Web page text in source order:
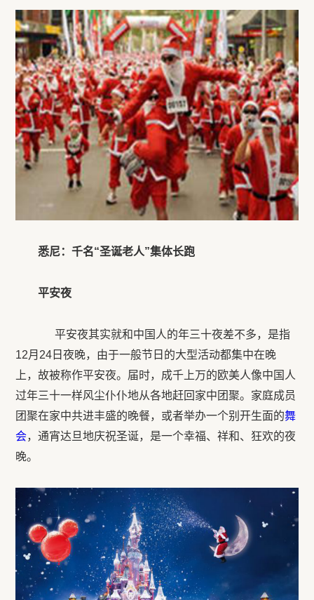
悉尼：千名“圣诞老人”集体长跑
平安夜
平安夜其实就和中国人的年三十夜差不多，是指
12月24日夜晚，由于一般节日的大型活动都集中在晚
上，故被称作平安夜。届时，成千上万的欧美人像中国人
过年三十一样风尘仆仆地从各地赶回家中团聚。家庭成员
团聚在家中共进丰盛的晚餐，或者举办一个别开生面的舞
会，通宵达旦地庆祝圣诞，是一个幸福、祥和、狂欢的夜
晚。